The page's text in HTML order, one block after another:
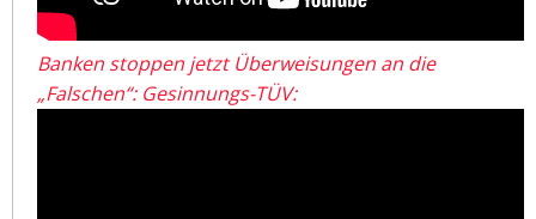
Banken stoppen jetzt Überweisungen an die
„Falschen“: Gesinnungs-TÜV: